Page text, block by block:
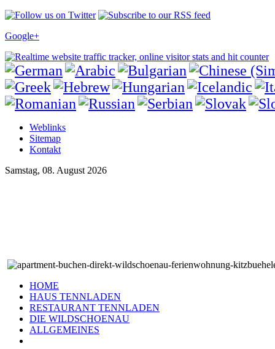
Google+
Weblinks
Sitemap
Kontakt
Samstag, 08. August 2026
HOME
HAUS TENNLADEN
RESTAURANT TENNLADEN
DIE WILDSCHOENAU
ALLGEMEINES